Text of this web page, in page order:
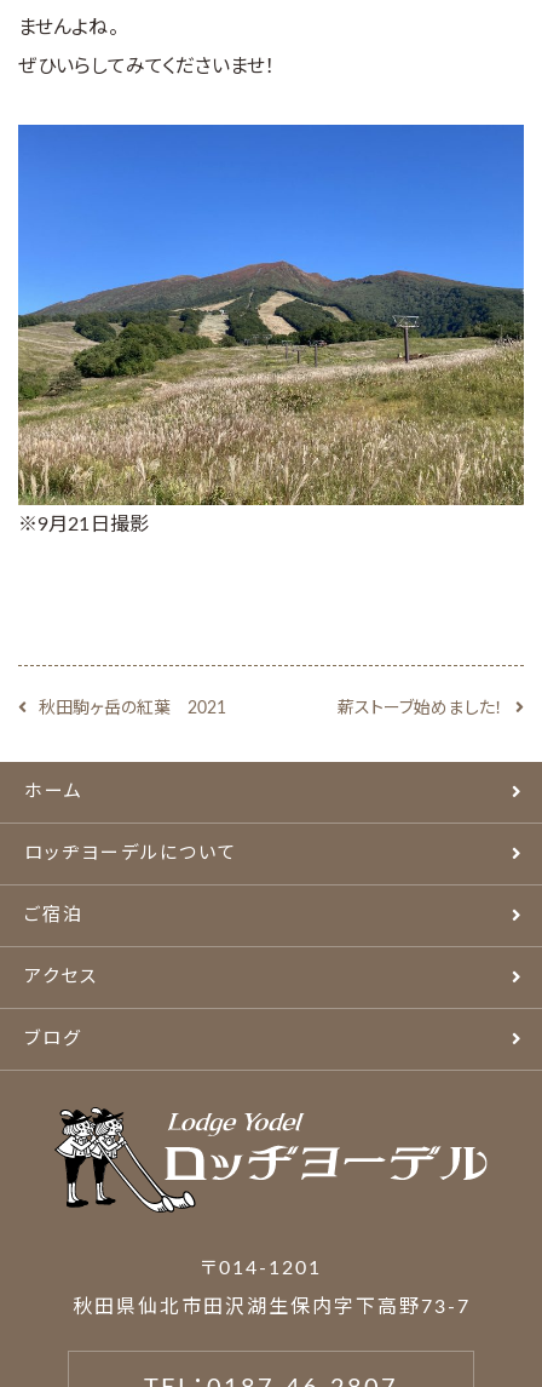
ませんよね。
ぜひいらしてみてくださいませ！
※9月21日撮影
秋田駒ヶ岳の紅葉 2021 薪ストーブ始めました！
ホーム
ロッヂヨーデルについて
ご宿泊
アクセス
ブログ
〒014-1201
秋田県仙北市田沢湖生保内字下高野73-7